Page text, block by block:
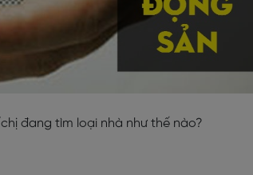
đang tìm loại nhà như thế nào?